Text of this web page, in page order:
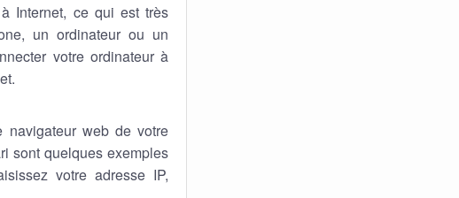
Internet, ce qui est très
un ordinateur ou un
votre ordinateur à
navigateur web de votre
sont quelques exemples
votre adresse IP,